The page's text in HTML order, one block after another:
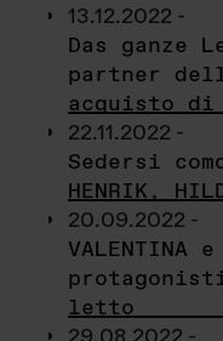
13.12.2022 -
Das ganze
partner
acquisto di
22.11.2022 -
Sedersi
HENRIK,
20.09.2022 -
VALENTINA
letto